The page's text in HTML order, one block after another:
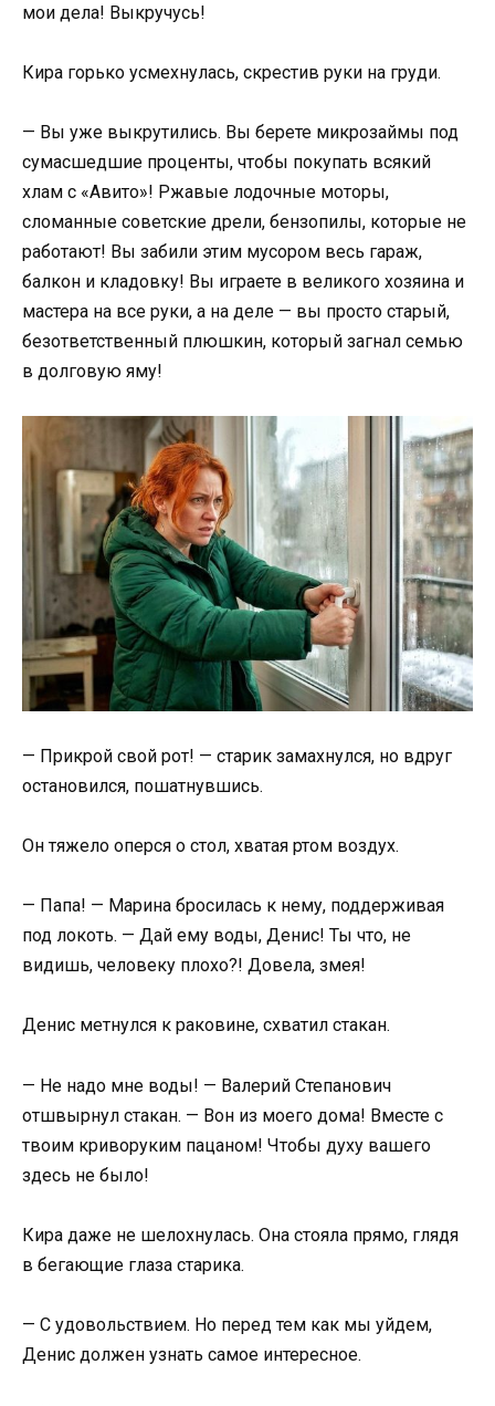
мои дела! Выкручусь!
Кира горько усмехнулась, скрестив руки на груди.
— Вы уже выкрутились. Вы берете микрозаймы под
сумасшедшие проценты, чтобы покупать всякий
хлам с «Авито»! Ржавые лодочные моторы,
сломанные советские дрели, бензопилы, которые не
работают! Вы забили этим мусором весь гараж,
балкон и кладовку! Вы играете в великого хозяина и
мастера на все руки, а на деле — вы просто старый,
безответственный плюшкин, который загнал семью
в долговую яму!
— Прикрой свой рот! — старик замахнулся, но вдруг
остановился, пошатнувшись.
Он тяжело оперся о стол, хватая ртом воздух.
— Папа! — Марина бросилась к нему, поддерживая
под локоть. — Дай ему воды, Денис! Ты что, не
видишь, человеку плохо?! Довела, змея!
Денис метнулся к раковине, схватил стакан.
— Не надо мне воды! — Валерий Степанович
отшвырнул стакан. — Вон из моего дома! Вместе с
твоим криворуким пацаном! Чтобы духу вашего
здесь не было!
Кира даже не шелохнулась. Она стояла прямо, глядя
в бегающие глаза старика.
— С удовольствием. Но перед тем как мы уйдем,
Денис должен узнать самое интересное.